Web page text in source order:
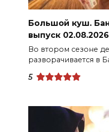
Большой куш.
выпуск 02.08.2026
Во втором сезоне
разворачивается в
5